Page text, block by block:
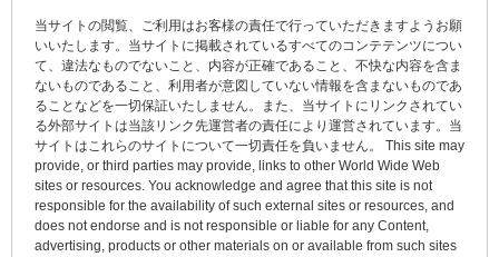
当サイトの閲覧、ご利用はお客様の責任で行っていただきますようお願
いいたします。当サイトに掲載されているすべてのコンテテンツについ
て、違法なものでないこと、内容が正確であること、不快な内容を含ま
ないものであること、利用者が意図していない情報を含まないものであ
ることなどを一切保証いたしません。また、当サイトにリンクされてい
る外部サイトは当該リンク先運営者の責任により運営されています。当
サイトはこれらのサイトについて一切責任を負いません。 This site may
provide, or third parties may provide, links to other World Wide Web
sites or resources. You acknowledge and agree that this site is not
responsible for the availability of such external sites or resources, and
does not endorse and is not responsible or liable for any Content,
advertising, products or other materials on or available from such sites